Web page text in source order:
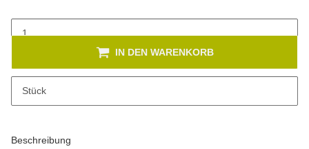
Stück
IN DEN WARENKORB
Dieses Produkt hat Variationen. Wählen Sie bitte die gewünschte
Beschreibung